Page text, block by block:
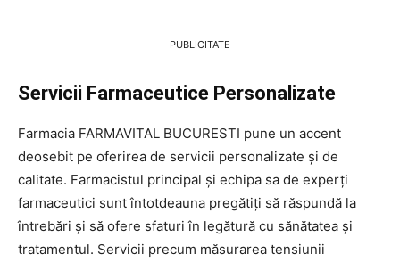
PUBLICITATE
Servicii Farmaceutice Personalizate
Farmacia FARMAVITAL BUCURESTI pune un accent
deosebit pe oferirea de servicii personalizate și de
calitate. Farmacistul principal și echipa sa de experți
farmaceutici sunt întotdeauna pregătiți să răspundă la
întrebări și să ofere sfaturi în legătură cu sănătatea și
tratamentul. Servicii precum măsurarea tensiunii